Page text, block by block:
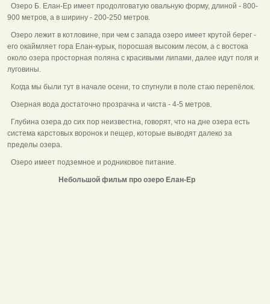
Озеро Б. Елан-Ер имеет продолговатую овальную форму, длиной - 800-
900 метров, а в ширину - 200-250 метров.
Озеро лежит в котловине, при чем с запада озеро имеет крутой берег -
его окаймляет гора Елан-курык, поросшая высоким лесом, а с востока
около озера просторная поляна с красивыми липами, далее идут поля и
луговины.
Когда мы были тут в начале осени, то спугнули в поле стаю перепёлок.
Озерная вода достаточно прозрачна и чиста - 4-5 метров.
Глубина озера до сих пор неизвестна, говорят, что на дне озера есть
система карстовых воронок и пещер, которые выводят далеко за
пределы озера.
Озеро имеет подземное и родниковое питание.
Небольшой фильм про озеро Елан-Ер